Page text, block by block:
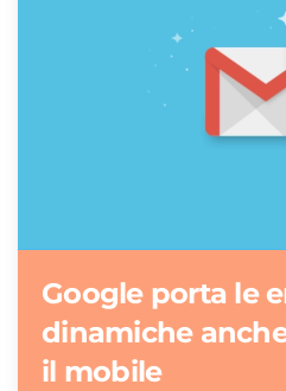
Google porta le
dinamiche
il mobile